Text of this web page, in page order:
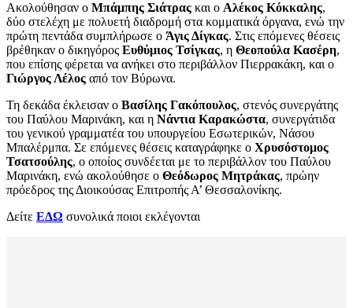
Ακολούθησαν ο Μπάμπης Σιάτρας και ο Αλέκος Κόκκαλης,
δύο στελέχη με πολυετή διαδρομή στα κομματικά όργανα, ενώ την
πρώτη πεντάδα συμπλήρωσε ο Άγις Δίγκας. Στις επόμενες θέσεις
βρέθηκαν ο δικηγόρος Ευθύμιος Τσίγκας, η Θεοπούλα Κασέρη,
που επίσης φέρεται να ανήκει στο περιβάλλον Πιερρακάκη, και ο
Γιώργος Λέλος από τον Βύρωνα.
Τη δεκάδα έκλεισαν ο Βασίλης Γακόπουλος, στενός συνεργάτης
του Παύλου Μαρινάκη, και η Νάντια Καρακώστα, συνεργάτιδα
του γενικού γραμματέα του υπουργείου Εσωτερικών, Νάσου
Μπαλέρμπα. Σε επόμενες θέσεις καταγράφηκε ο Χρυσόστομος
Τσατσούλης, ο οποίος συνδέεται με το περιβάλλον του Παύλου
Μαρινάκη, ενώ ακολούθησε ο Θεόδωρος Μητράκας, πρώην
πρόεδρος της Διοικούσας Επιτροπής Α’ Θεσσαλονίκης.
Δείτε ΕΔΩ συνολικά ποιοι εκλέγονται